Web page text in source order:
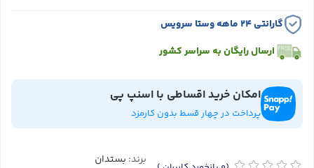
گارانتی ۲۴ ماهه وستا سرویس
ارسال رایگان به سراسر کشور
امکان خرید اقساطی با اسنپ پی
پرداخت در چهار قسط بدون کارمزد
برند: بستدان